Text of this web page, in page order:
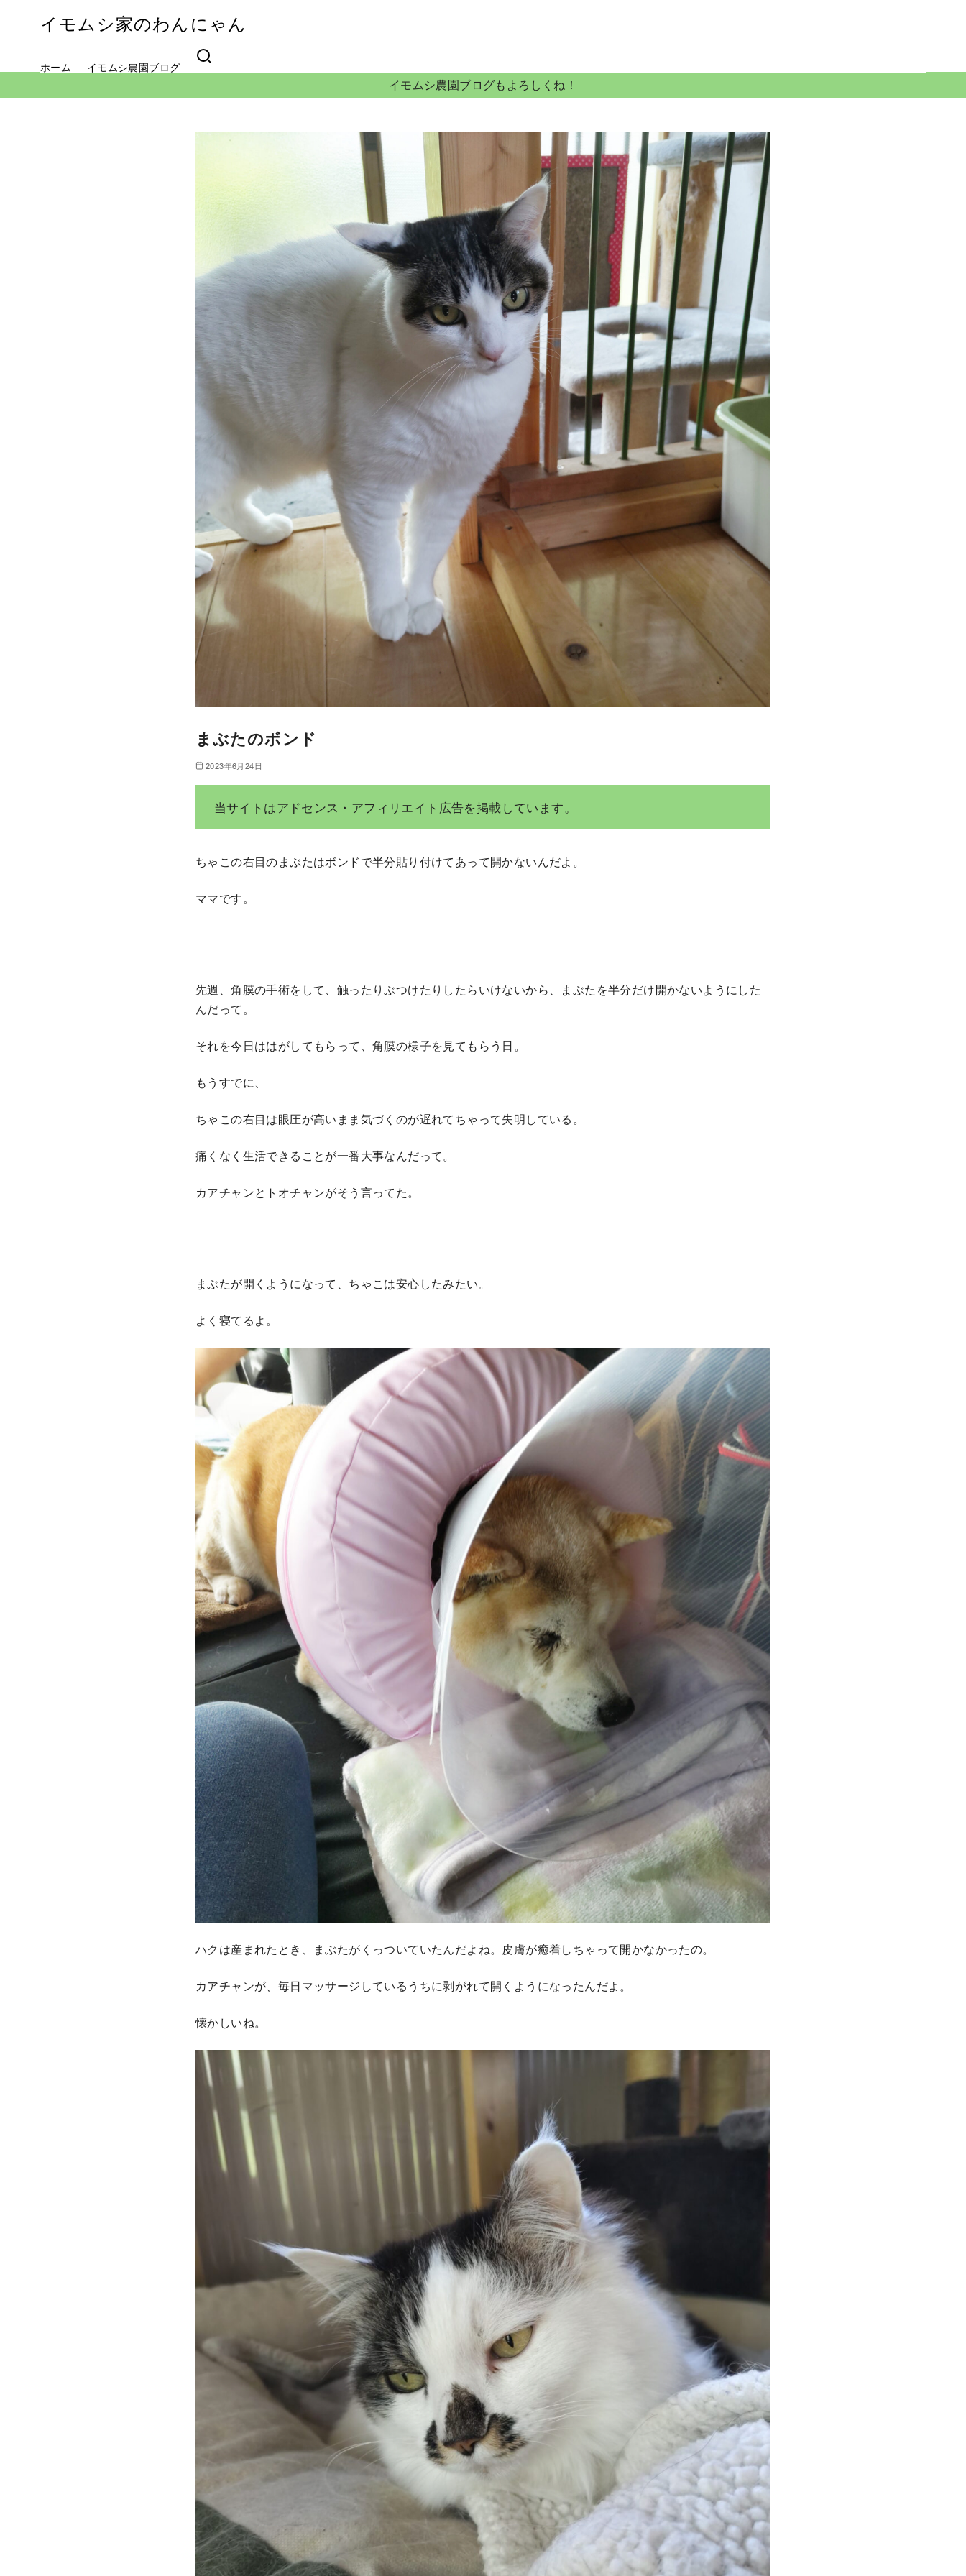
ン
イモムシ家のわんにゃん
ホーム イモムシ農園ブログ
イモムシ農園ブログもよろしくね！
まぶたのボンド
2023年6月24日
当サイトはアドセンス・アフィリエイト広告を掲載しています。
ちゃこの右目のまぶたはボンドで半分貼り付けてあって開かないんだよ。
ママです。
先週、角膜の手術をして、触ったりぶつけたりしたらいけないから、まぶたを半分だけ開かないようにした
んだって。
それを今日ははがしてもらって、角膜の様子を見てもらう日。
もうすでに、
ちゃこの右目は眼圧が高いまま気づくのが遅れてちゃって失明している。
痛くなく生活できることが一番大事なんだって。
カアチャンとトオチャンがそう言ってた。
まぶたが開くようになって、ちゃこは安心したみたい。
よく寝てるよ。
ハクは産まれたとき、まぶたがくっついていたんだよね。皮膚が癒着しちゃって開かなかったの。
カアチャンが、毎日マッサージしているうちに剥がれて開くようになったんだよ。
懐かしいね。